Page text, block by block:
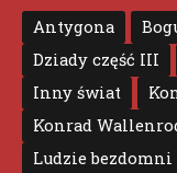
Antygona
Dziady część III
Inny świat
Konrad
Ludzie bezdomni